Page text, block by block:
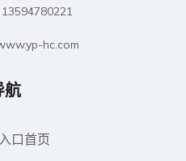
13594780221
hc.com
航
口首页